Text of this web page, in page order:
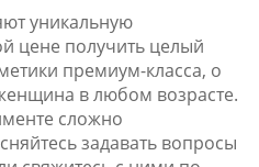
уникальную
цене получить целый
премиум-класса, о
в любом возрасте.
сложно
задавать вопросы